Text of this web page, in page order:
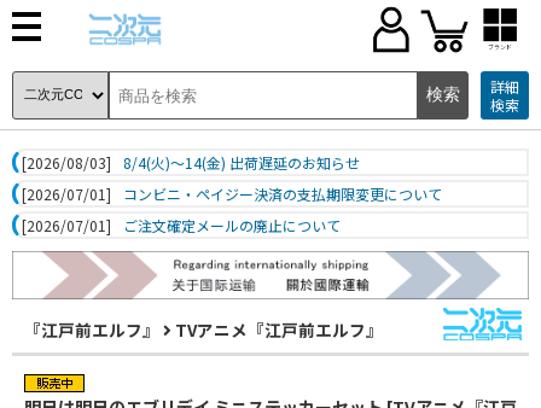
ブランド
詳細
検索
[2026/08/03]
8/4(火)～14(金) 出荷遅延のお知らせ
[2026/07/01]
コンビニ・ペイジー決済の支払期限変更について
[2026/07/01]
ご注文確定メールの廃止について
『江戸前エルフ』 TVアニメ『江戸前エルフ』